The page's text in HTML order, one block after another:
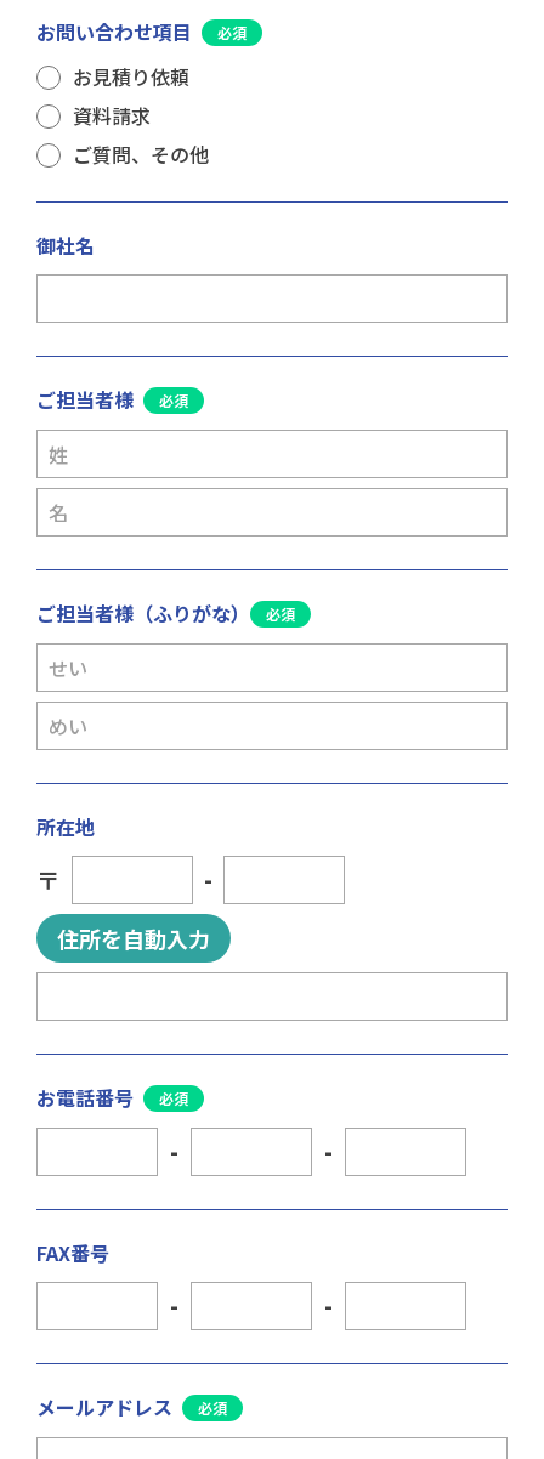
お問い合わせ項目
お見積り依頼
資料請求
ご質問、その他
御社名
ご担当者様
ご担当者様（ふりがな）
所在地
〒 -
住所を自動入力
お電話番号
- -
FAX番号
- -
メールアドレス